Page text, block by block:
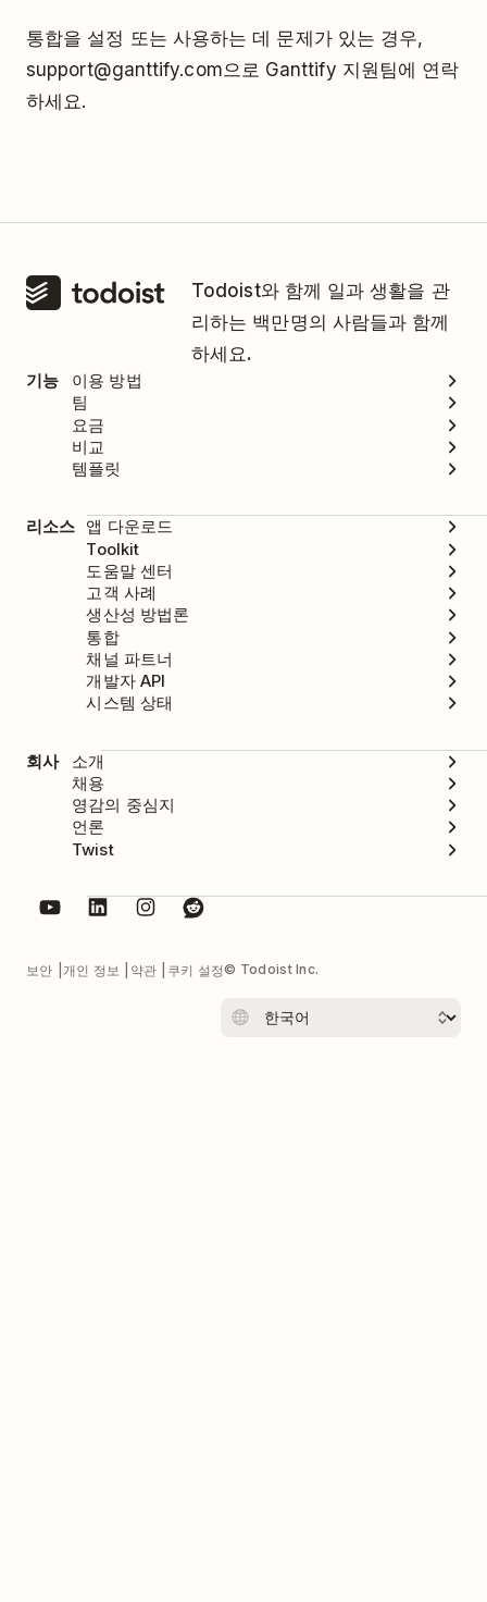
통합을 설정 또는 사용하는 데 문제가 있는 경우,
support@ganttify.com으로 Ganttify 지원팀에 연락
하세요.
Todoist와 함께 일과 생활을 관
리하는 백만명의 사람들과 함께
하세요.
기능
이용 방법
팀
요금
비교
템플릿
리소스 앱 다운로드
Toolkit
도움말 센터
고객 사례
생산성 방법론
통합
채널 파트너
개발자 API
시스템 상태
회사
소개
채용
영감의 중심지
언론
Twist
보안 개인 정보 약관 쿠키 설정© Todoist Inc.